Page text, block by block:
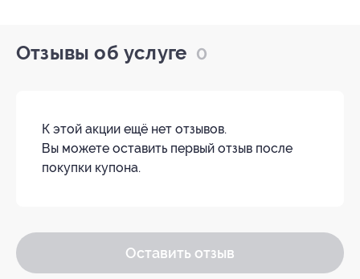
Отзывы об услуге 0
К этой акции ещё нет отзывов.
Вы можете оставить первый отзыв после
покупки купона.
Оставить отзыв